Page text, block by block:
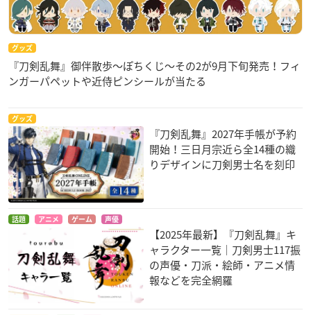
グッズ
『刀剣乱舞』御伴散歩～ぽちくじ～その2が9月下旬発売！フィ
ンガーパペットや近侍ピンシールが当たる
グッズ
『刀剣乱舞』2027年手帳が予約
開始！三日月宗近ら全14種の織
りデザインに刀剣男士名を刻印
話題 アニメ ゲーム 声優
【2025年最新】『刀剣乱舞』キ
ャラクター一覧｜刀剣男士117振
の声優・刀派・絵師・アニメ情
報などを完全網羅